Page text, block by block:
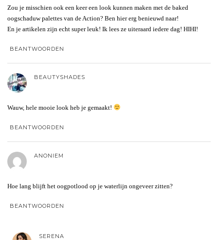
Zou je misschien ook een keer een look kunnen maken met de baked
oogschaduw palettes van de Action? Ben hier erg benieuwd naar!
En je artikelen zijn echt super leuk! Ik lees ze uiteraard iedere dag! HIHI!
BEANTWOORDEN
BEAUTYSHADES
Wauw, hele mooie look heb je gemaakt!
BEANTWOORDEN
ANONIEM
Hoe lang blijft het oogpotlood op je waterlijn ongeveer zitten?
BEANTWOORDEN
SERENA